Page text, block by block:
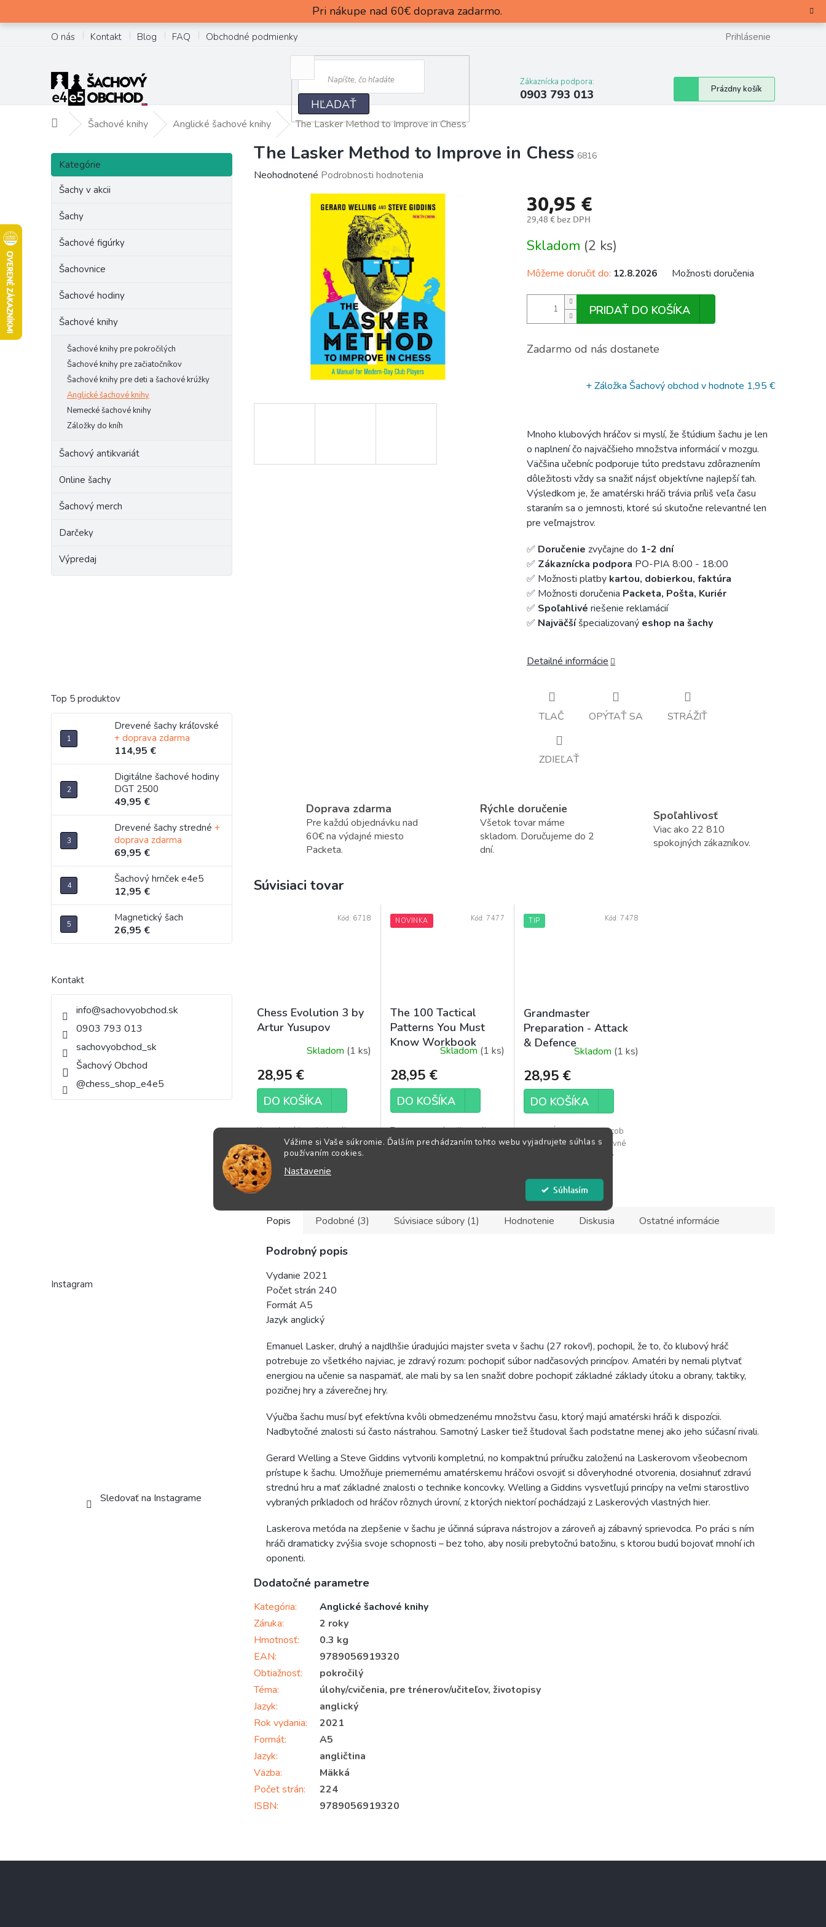
Vážime si Vaše súkromie. Ďalším prechádzaním tohto webu vyjadrujete súhlas s
používaním cookies.
Nastavenie
Súhlasím
na
Pri nákupe nad 60€ doprava zadarmo.
O nás Kontakt Blog FAQ Obchodné podmienky Prihlásenie
HĽADAŤ
Zákaznícka podpora:
0903 793 013
Nákupný
košík
Prázdny košík
DomovŠachové knihy Anglické šachové knihy The Lasker Method to Improve in Chess
B
č
Preskočiť
kategórie
Kategórie
Šachy v akcii
Šachy
Šachové figúrky
Šachovnice
Šachové hodiny
Šachové knihy
Šachové knihy pre pokročilých
Šachové knihy pre začiatočníkov
Šachové knihy pre deti a šachové krúžky
Anglické šachové knihy
Nemecké šachové knihy
Záložky do kníh
Šachový antikvariát
Online šachy
Šachový merch
Darčeky
Výpredaj
Top 5 produktov
Drevené šachy kráľovské
+ doprava zdarma
114,95 €
Digitálne šachové hodiny
DGT 2500
49,95 €
Drevené šachy stredné +
doprava zdarma
69,95 €
Šachový hrnček e4e5
12,95 €
Magnetický šach
26,95 €
Kontakt
info@sachovyobchod.sk
0903 793 013
sachovyobchod_sk
Šachový Obchod
@chess_shop_e4e5
Instagram
Sledovať na Instagrame
The Lasker Method to Improve in Chess 6816
Priemerné
Neohodnotené Podrobnosti hodnotenia
30,95 €
29,48 € bez DPH
Jednotková
cena:
Skladom (2 ks)
Môžeme doručiť do: 12.8.2026 Možnosti doručenia
PRIDAŤ DO KOŠÍKA
Zadarmo od nás dostanete
+ Záložka Šachový obchod v hodnote 1,95 €
Mnoho klubových hráčov si myslí, že štúdium šachu je len
o naplnení čo najväčšieho množstva informácií v mozgu.
Väčšina učebníc podporuje túto predstavu zdôraznením
dôležitosti vždy sa snažiť nájsť objektívne najlepší ťah.
Výsledkom je, že amatérski hráči trávia príliš veľa času
staraním sa o jemnosti, ktoré sú skutočne relevantné len
pre veľmajstrov.
✅ Doručenie zvyčajne do 1-2 dní
✅ Zákaznícka podpora PO-PIA 8:00 - 18:00
✅ Možnosti platby kartou, dobierkou, faktúra
✅ Možnosti doručenia Packeta, Pošta, Kuriér
✅ Spoľahlivé riešenie reklamácií
✅ Najväčšíšpecializovaný eshop na šachy
Detailné informácie
TLAČ OPÝTAŤ SA STRÁŽIŤ
ZDIEĽAŤ
Doprava zdarma
Pre každú objednávku nad
60€ na výdajné miesto
Packeta.
Rýchle doručenie
Všetok tovar máme
skladom. Doručujeme do 2
dní.
Spoľahlivosť
Viac ako 22 810
spokojných zákazníkov.
Súvisiaci tovar
Chess Evolution 3 by
Artur Yusupov
Skladom (1 ks)
28,95 €
DO KOŠÍKA
Kompletný kurz šachového
tréningu Artura Yusupova sa
rozprestiera na deväť zväzkov a
vedie...
Kód: 6718 NOVINKA
The 100 Tactical
Patterns You Must
Know Workbook
Skladom (1 ks)
28,95 €
DO KOŠÍKA
Tento pracovný zošit ponúka
viac ako päťsto starostlivo
Kód: 7477 TIP
Grandmaster
Preparation - Attack
& Defence
Skladom (1 ks)
28,95 €
DO KOŠÍKA
V knihe Útok a obrana Jacob
Aagaard predstavuje hlavné
princípy útoku a obrany v
Kód: 7478
Popis Podobné (3) Súvisiace súbory (1) Hodnotenie Diskusia Ostatné informácie
Podrobný popis
Vydanie 2021
Počet strán 240
Formát A5
Jazyk anglický
Emanuel Lasker, druhý a najdlhšie úradujúci majster sveta v šachu (27 rokov!), pochopil, že to, čo klubový hráč
potrebuje zo všetkého najviac, je zdravý rozum: pochopiť súbor nadčasových princípov. Amatéri by nemali plytvať
energiou na učenie sa naspamäť, ale mali by sa len snažiť dobre pochopiť základné základy útoku a obrany, taktiky,
pozičnej hry a záverečnej hry.
Výučba šachu musí byť efektívna kvôli obmedzenému množstvu času, ktorý majú amatérski hráči k dispozícii.
Nadbytočné znalosti sú často nástrahou. Samotný Lasker tiež študoval šach podstatne menej ako jeho súčasní rivali.
Gerard Welling a Steve Giddins vytvorili kompletnú, no kompaktnú príručku založenú na Laskerovom všeobecnom
prístupe k šachu. Umožňuje priemernému amatérskemu hráčovi osvojiť si dôveryhodné otvorenia, dosiahnuť zdravú
strednú hru a mať základné znalosti o technike koncovky. Welling a Giddins vysvetľujú princípy na veľmi starostlivo
vybraných príkladoch od hráčov rôznych úrovní, z ktorých niektorí pochádzajú z Laskerových vlastných hier.
Laskerova metóda na zlepšenie v šachu je účinná súprava nástrojov a zároveň aj zábavný sprievodca. Po práci s ním
hráči dramaticky zvýšia svoje schopnosti – bez toho, aby nosili prebytočnú batožinu, s ktorou budú bojovať mnohí ich
oponenti.
Dodatočné parametre
Kategória:
Anglické šachové knihy
Záruka:
2 roky
Hmotnosť:
0.3 kg
EAN:
9789056919320
Obtiažnosť:
pokročilý
Téma:
úlohy/cvičenia, pre trénerov/učiteľov, životopisy
Jazyk:
anglický
Rok vydania:
2021
Formát:
A5
Jazyk:
angličtina
Väzba:
Mäkká
Počet strán:
224
ISBN: 9789056919320